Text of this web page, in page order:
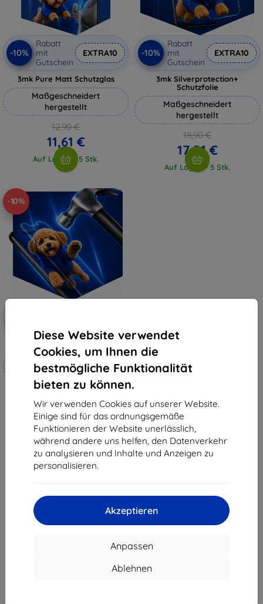
Diese Website verwendet
Cookies, um Ihnen die
bestmögliche Funktionalität
bieten zu können.
Wir verwenden Cookies auf unserer Website.
Einige sind für das ordnungsgemäße
Funktionieren der Website unerlässlich,
während andere uns helfen, den Datenverkehr
zu analysieren und Inhalte und Anzeigen zu
personalisieren.
Akzeptieren
Anpassen
Ablehnen
-10%
Rabatt
mit
Gutschein
EXTRA10
3mk Pure Matt Schutzglas
Maßgeschneidert
hergestellt
12,90 €
11,61 €
Auf Lager > 5 Stk.
-10%
Rabatt
mit
Gutschein
EXTRA10
3mk Silverprotection+
Schutzfolie
Maßgeschneidert
hergestellt
18,90 €
17,01 €
Auf Lager > 5 Stk.
-10%
3mk Hammer Schutzfolie
Maßgeschneidert
hergestellt
19,90 €
17,91 €
Auf Lager 4 Stk.
1